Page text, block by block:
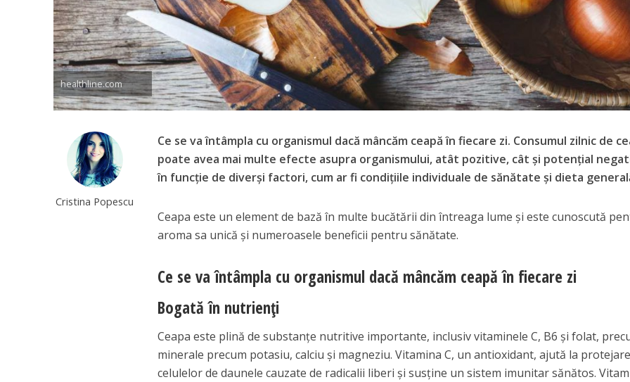
healthline.com
Cristina Popescu
Ce se va întâmpla cu organismul dacă mâncăm ceapă în fiecare zi. Consumul zilnic de
poate avea mai multe efecte asupra organismului, atât pozitive, cât și potențial
în funcție de diverși factori, cum ar fi condițiile individuale de sănătate și dieta
Ceapa este un element de bază în multe bucătării din întreaga lume și este cunoscută
aroma sa unică și numeroasele beneficii pentru sănătate.
Ce se va întâmpla cu organismul dacă mâncăm ceapă în fiecare zi
Bogată în nutrienți
Ceapa este plină de substanțe nutritive importante, inclusiv vitaminele C, B6 și folat,
minerale precum potasiu, calciu și magneziu. Vitamina C, un antioxidant, ajută la
celulelor de daunele cauzate de radicalii liberi și susține un sistem imunitar sănătos.